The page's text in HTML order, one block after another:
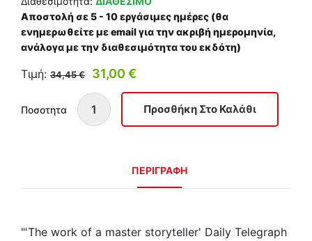
Αποστολή σε 5 - 10 εργάσιμες ημέρες (θα
ενημερωθείτε με email για την ακριβή ημερομηνία,
ανάλογα με την διαθεσιμότητα του εκδότη)
Τιμή: 34,45 € 31,00 €
Ποσοτητα
ΠΕΡΙΓΡΑΦΗ
"'The work of a master storyteller' Daily Telegraph